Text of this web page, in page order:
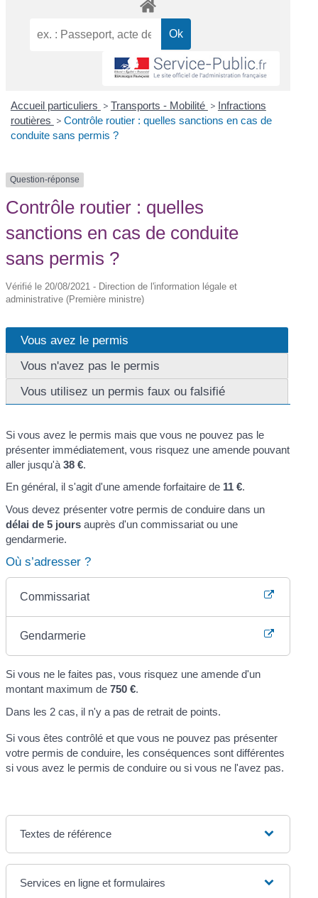
Accueil particuliers > Transports - Mobilité > Infractions
routières > Contrôle routier : quelles sanctions en cas de
conduite sans permis ?
Question-réponse
Contrôle routier : quelles
sanctions en cas de conduite
sans permis ?
Vérifié le 20/08/2021 - Direction de l'information légale et
administrative (Première ministre)
Vous avez le permis
Vous n'avez pas le permis
Vous utilisez un permis faux ou falsifié
Si vous avez le permis mais que vous ne pouvez pas le
présenter immédiatement, vous risquez une amende pouvant
aller jusqu'à38 €.
En général, il s'agit d'une amende forfaitaire de 11 €.
Vous devez présenter votre permis de conduire dans un
délai de 5 jours auprès d'un commissariat ou une
gendarmerie.
Où s’adresser ?
Commissariat
Gendarmerie
Si vous ne le faites pas, vous risquez une amende d'un
montant maximum de750 €.
Dans les 2 cas, il n'y a pas de retrait de points.
Si vous êtes contrôlé et que vous ne pouvez pas présenter
votre permis de conduire, les conséquences sont différentes
si vous avez le permis de conduire ou si vous ne l'avez pas.
Textes de référence
Services en ligne et formulaires